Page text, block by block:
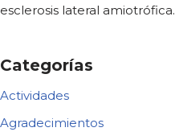
esclerosis lateral amiotrófica.
Categorías
Actividades
Agradecimientos